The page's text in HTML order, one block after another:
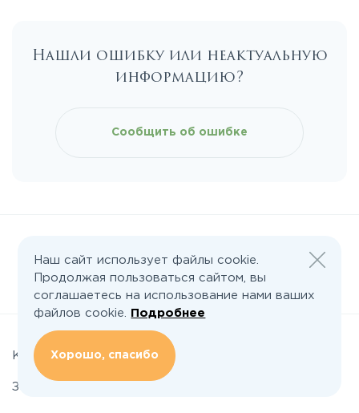
Каширское
Минское
Можайское
Новорижское
Нашли ошибку или неактуальную
информацию?
Сообщить об ошибке
Коттеджные поселки
Земельные участки
Наш сайт использует файлы cookie.
Продолжая пользоваться сайтом, вы
соглашаетесь на использование нами ваших
файлов cookie.
Подробнее
Хорошо, спасибо